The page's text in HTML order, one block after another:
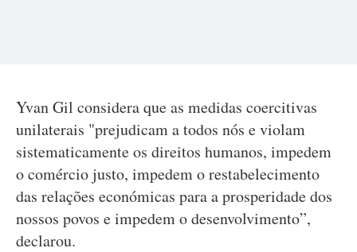
Yvan Gil considera que as medidas coercitivas
unilaterais "prejudicam a todos nós e violam
sistematicamente os direitos humanos, impedem
o comércio justo, impedem o restabelecimento
das relações económicas para a prosperidade dos
nossos povos e impedem o desenvolvimento”,
declarou.